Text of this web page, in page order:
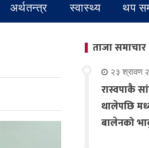
अर्थतन्त्र स्वास्थ्य थप
ताजा समाचार
२३ श्रावण
रास्वपाकै
थालेपछि
बालेनको